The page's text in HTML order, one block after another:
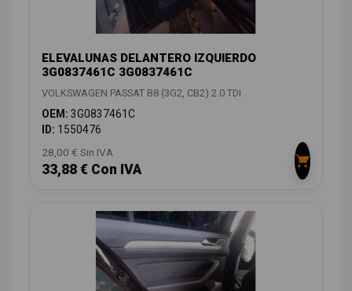
ELEVALUNAS DELANTERO IZQUIERDO
3G0837461C 3G0837461C
VOLKSWAGEN PASSAT B8 (3G2, CB2) 2.0 TDI
OEM: 3G0837461C
ID: 1550476
28,00 € Sin IVA
33,88 € Con IVA